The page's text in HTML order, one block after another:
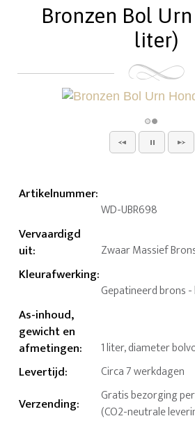
Bronzen Bol
liter)
Artikelnummer:
WD-UBR698
Vervaardigd
uit: Zwaar Massief
Kleurafwerking:
Gepatineerd brons
As-inhoud,
gewicht en
afmetingen: 1 liter, diameter
Levertijd: Circa 7 werkdagen
Verzending:
Gratis bezorging
(CO2-neutrale